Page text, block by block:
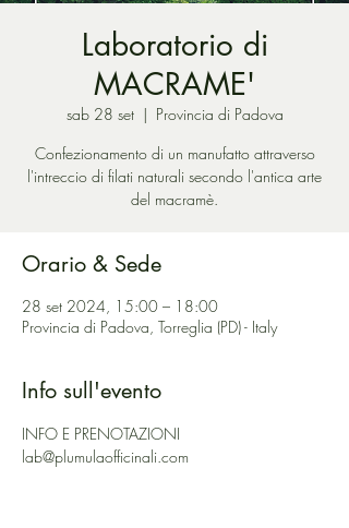
Laboratorio di
MACRAME'
sab 28 set
  |
Provincia di Padova
Confezionamento di un manufatto attraverso
l'intreccio di filati naturali secondo l'antica arte
del macramè.
Orario & Sede
28 set 2024, 15:00 – 18:00
Provincia di Padova, Torreglia (PD) - Italy
Info sull'evento
INFO E PRENOTAZIONI
lab@plumulaofficinali.com